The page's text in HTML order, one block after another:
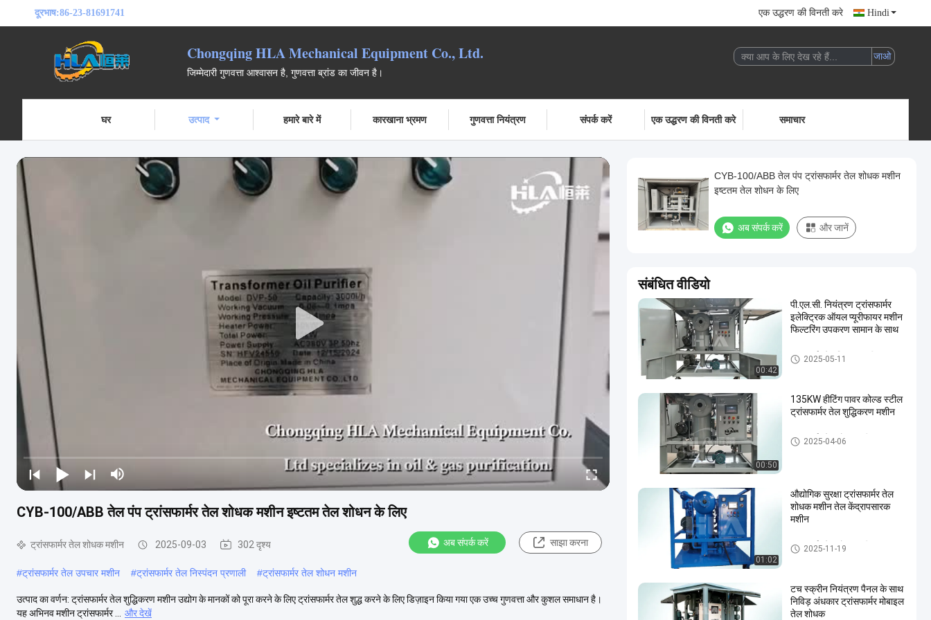
दूरभाष:86-23-81691741 एक उद्धरण की विनती करे Hindi
Chongqing HLA Mechanical Equipment Co., Ltd.
जिम्मेदारी गुणवत्ता आश्वासन है, गुणवत्ता ब्रांड का जीवन है।
घर उत्पाद हमारे बारे में कारखाना भ्रमण गुणवत्ता नियंत्रण संपर्क करें एक उद्धरण की विनती करे समाचार
CYB-100/ABB तेल पंप ट्रांसफार्मर तेल शोधक मशीन इष्टतम तेल शोधन के लिए
ट्रांसफार्मर तेल शोधक मशीन 2025-09-03 302 दृश्य अब संपर्क करें साझा करना
#ट्रांसफार्मर तेल उपचार मशीन #ट्रांसफार्मर तेल निस्पंदन प्रणाली #ट्रांसफार्मर तेल शोधन मशीन
उत्पाद का वर्णन: ट्रांसफार्मर तेल शुद्धिकरण मशीन उद्योग के मानकों को पूरा करने के लिए ट्रांसफार्मर तेल शुद्ध करने के लिए डिज़ाइन किया गया एक उच्च गुणवत्ता और कुशल समाधान है।
यह अभिनव मशीन ट्रांसफार्मर ...
और देखें
CYB-100/ABB तेल पंप ट्रांसफार्मर तेल शोधक मशीन
इष्टतम तेल शोधन के लिए
अब संपर्क करें और जानें
संबंधित वीडियो
00:42
पी.एल.सी. नियंत्रण ट्रांसफार्मर
इलेक्ट्रिक ऑयल प्यूरीफायर मशीन
फिल्टरिंग उपकरण सामान के साथ
ट्रांसफार्मर तेल निस्पंदन मशीन
2025-05-11
00:50
135KW हीटिंग पावर कोल्ड स्टील
ट्रांसफार्मर तेल शुद्धिकरण मशीन
ट्रांसफार्मर तेल शोधक मशीन
2025-04-06
01:02
औद्योगिक सुरक्षा ट्रांसफार्मर तेल
शोधक मशीन तेल केंद्रापसारक
मशीन
ट्रांसफार्मर तेल शोधक मशीन
2025-11-19
टच स्क्रीन नियंत्रण पैनल के साथ
निविड़ अंधकार ट्रांसफार्मर मोबाइल
तेल शोधक